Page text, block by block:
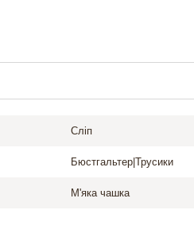
Сліп
Бюстгальтер|Трусики
М'яка чашка